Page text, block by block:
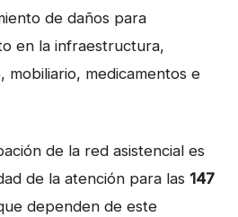
de daños para
en la infraestructura,
mobiliario, medicamentos e
de la red asistencial es
de la atención para las 147
dependen de este